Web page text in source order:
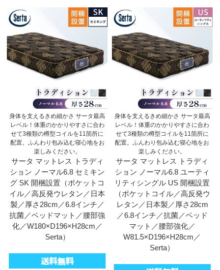
身体を支えるきめ細かさ サータ最高
レベル！体重のかかりやすさに合わ
せて3種類の樽型コイルを11箇所に
配置。ふんわり包み込む寝心地をお
楽しみください。
サータ マットレス トラディ
ション ノーマル6.8 セミキン
グ SK 開梱設置（ポケットコ
イル／高反発ウレタン／日本
製／厚さ28cm／6.8インチ／
抗菌／ベッドマット／腰部強
化／W180×D196×H28cm／
Serta）
身体を支えるきめ細かさ サータ最高
レベル！体重のかかりやすさに合わ
せて3種類の樽型コイルを11箇所に
配置。ふんわり包み込む寝心地をお
楽しみください。
サータ マットレス トラディ
ション ノーマル6.8 ユーティ
リティシングル US 開梱設置
（ポケットコイル／高反発ウ
レタン／日本製／厚さ28cm
／6.8インチ／抗菌／ベッド
マット／腰部強化／
W81.5×D196×H28cm／
Serta）